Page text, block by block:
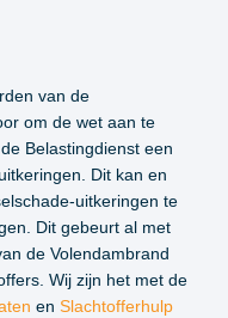
van de
om de wet aan te
Belastingdienst een
Dit kan en
uitkeringen te
Dit gebeurt al met
de Volendambrand
Wij zijn het met de
en Slachtofferhulp